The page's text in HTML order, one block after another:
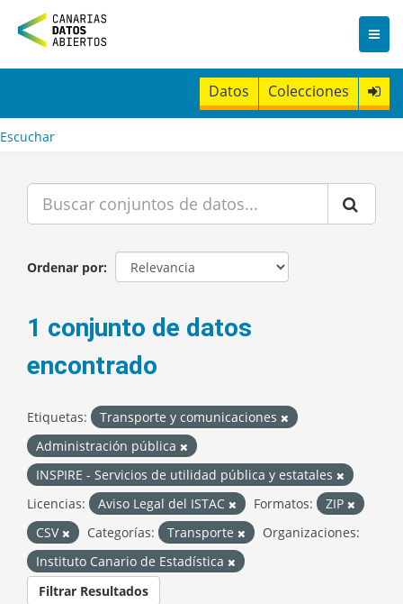
n
t
Datos Colecciones
Escuchar
Ordenar por
1 conjunto de datos
encontrado
Etiquetas:
Transporte y comunicaciones
Administración pública
INSPIRE - Servicios de utilidad pública y estatales
Licencias:
Aviso Legal del ISTAC Formatos:
ZIP
CSV
Categorías: Transporte
Organizaciones:
Instituto Canario de Estadística
Filtrar Resultados